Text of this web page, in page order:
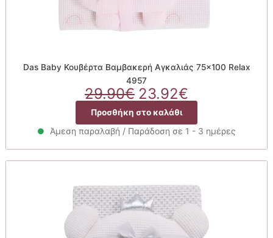
Das Baby Κουβέρτα Βαμβακερή Αγκαλιάς 75×100 Relax
4957
29.90€ Original
price
was:
29.90€.
23.92€
τρέχουσα
τιμή
είναι:
23.92€.
Προσθήκη στο καλάθι
Άμεση παραλαβή / Παράδοση σε 1 - 3 ημέρες